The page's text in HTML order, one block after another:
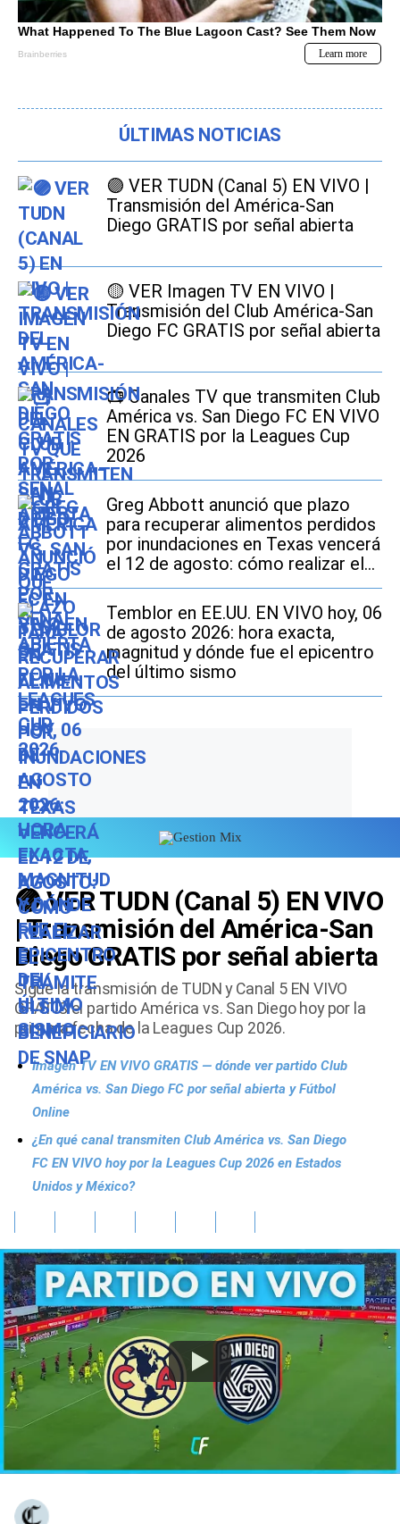
ÚLTIMAS NOTICIAS
🟣 VER TUDN (Canal 5) EN VIVO |
Transmisión del América-San
Diego GRATIS por señal abierta
🟡 VER Imagen TV EN VIVO |
Transmisión del Club América-San
Diego FC GRATIS por señal abierta
📺 Canales TV que transmiten Club
América vs. San Diego FC EN VIVO
EN GRATIS por la Leagues Cup
2026
Greg Abbott anunció que plazo
para recuperar alimentos perdidos
por inundaciones en Texas vencerá
el 12 de agosto: cómo realizar el
trámite si soy beneficiario de
SNAP
Temblor en EE.UU. EN VIVO hoy, 06
de agosto 2026: hora exacta,
magnitud y dónde fue el epicentro
del último sismo